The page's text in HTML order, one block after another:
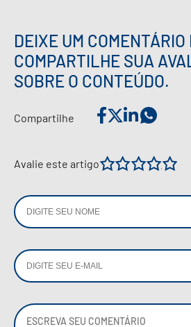
DEIXE UM COMENTÁRIO
COMPARTILHE SUA
SOBRE O CONTEÚDO.
Compartilhe
Avalie este artigo 5
4
3
2
1